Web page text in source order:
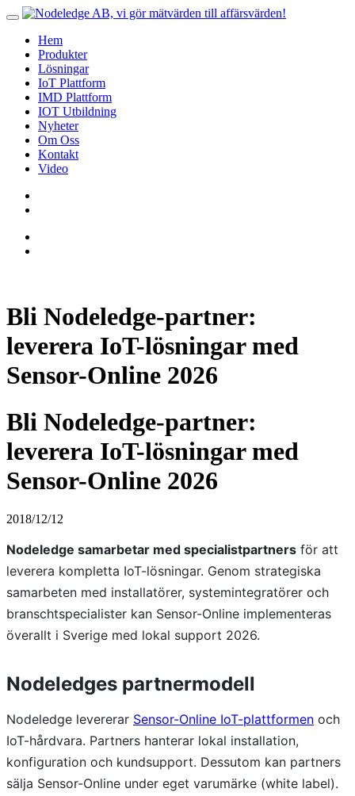
Hem
Produkter
Lösningar
IoT Plattform
IMD Plattform
IOT Utbildning
Nyheter
Om Oss
Kontakt
Video
Bli Nodeledge-partner:
leverera IoT-lösningar med
Sensor-Online 2026
Bli Nodeledge-partner:
leverera IoT-lösningar med
Sensor-Online 2026
2018/12/12
Nodeledge samarbetar med specialistpartners för att
leverera kompletta IoT-lösningar. Genom strategiska
samarbeten med installatörer, systemintegratörer och
branschtspecialister kan Sensor-Online implementeras
överallt i Sverige med lokal support 2026.
Nodeledges partnermodell
Nodeledge levererar Sensor-Online IoT-plattformen och
IoT-hårdvara. Partners hanterar lokal installation,
konfiguration och kundsupport. Dessutom kan partners
sälja Sensor-Online under eget varumärke (white label).